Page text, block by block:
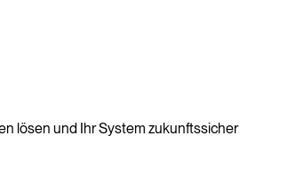
lösen und Ihr System zukunftssicher